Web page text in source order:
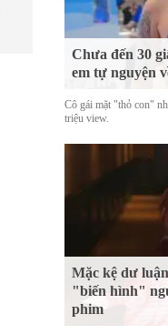
Chưa đến 30
em tự nguyện
Cô gái mặt "thỏ con"
triệu view.
Mặc kệ dư
"biến hình"
phim